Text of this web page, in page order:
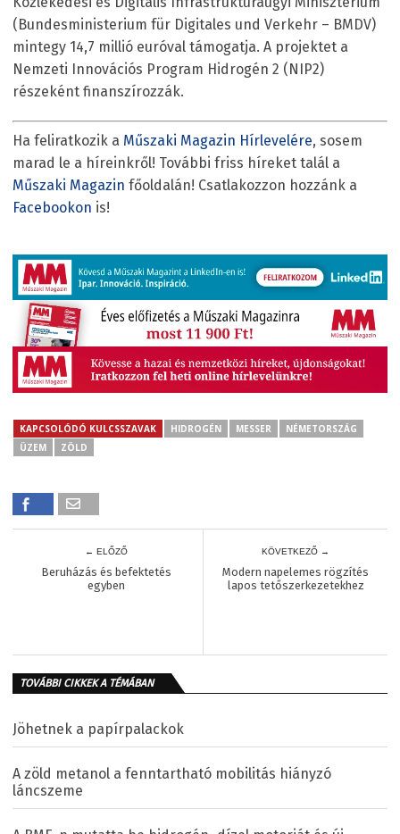
(Bundesministerium für Digitales und Verkehr – BMDV)
mintegy 14,7 millió euróval támogatja. A projektet a
Nemzeti Innovációs Program Hidrogén 2 (NIP2)
részeként finanszírozzák.
Ha feliratkozik a Műszaki Magazin Hírlevelére, sosem
marad le a híreinkről! További friss híreket talál a
Műszaki Magazin főoldalán! Csatlakozzon hozzánk a
Facebookon is!
KAPCSOLÓDÓ KULCSSZAVAK HIDROGÉN MESSER
NÉMETORSZÁG
ÜZEM
ZÖLD
← ELŐZŐ
Beruházás és befektetés
egyben
KÖVETKEZŐ →
Modern napelemes rögzítés
lapos tetőszerkezetekhez
TOVÁBBI CIKKEK A TÉMÁBAN
Jöhetnek a papírpalackok
A zöld metanol a fenntartható mobilitás hiányzó
láncszeme